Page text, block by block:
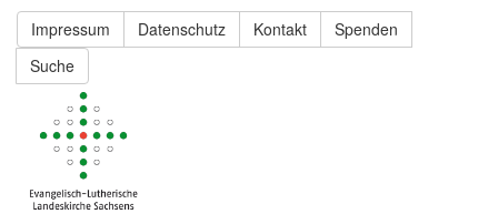
Impressum Datenschutz Kontakt
Spenden
Suche